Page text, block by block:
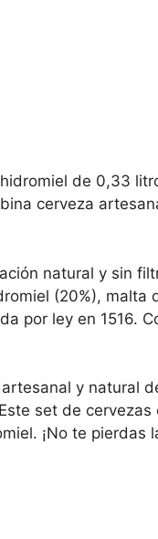
de 0,33
cerveza
natural y sin
(20%),
por ley en 1516.
y natural
set de
¡No te